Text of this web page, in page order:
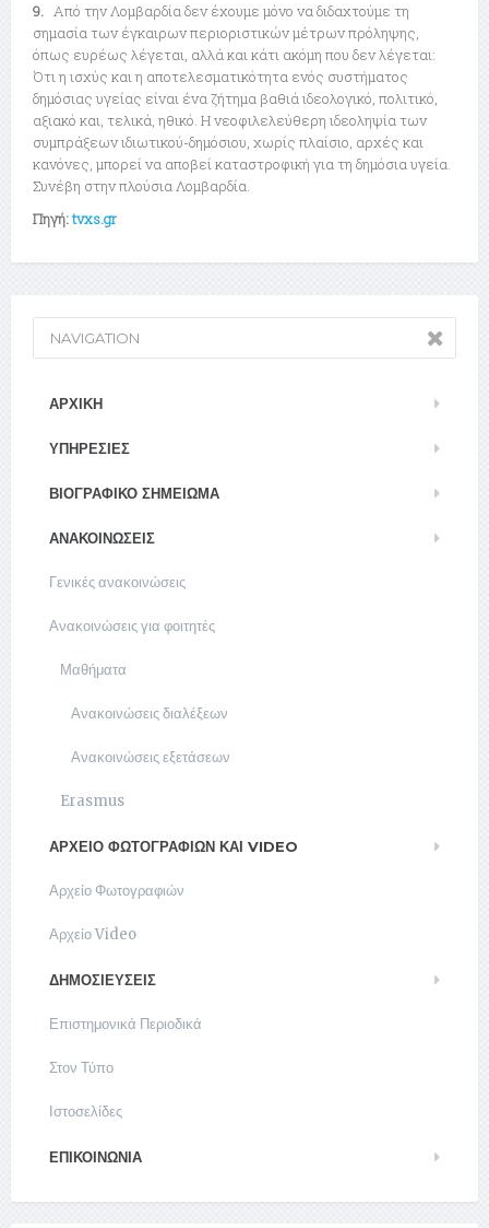
9. Από την Λομβαρδία δεν έχουμε μόνο να διδαχτούμε τη
σημασία των έγκαιρων περιοριστικών μέτρων πρόληψης,
όπως ευρέως λέγεται, αλλά και κάτι ακόμη που δεν λέγεται:
Ότι η ισχύς και η αποτελεσματικότητα ενός συστήματος
δημόσιας υγείας είναι ένα ζήτημα βαθιά ιδεολογικό, πολιτικό,
αξιακό και, τελικά, ηθικό. Η νεοφιλελεύθερη ιδεοληψία των
συμπράξεων ιδιωτικού-δημόσιου, χωρίς πλαίσιο, αρχές και
κανόνες, μπορεί να αποβεί καταστροφική για τη δημόσια υγεία.
Συνέβη στην πλούσια Λομβαρδία.
Πηγή:tvxs.gr
NAVIGATION
ΑΡΧΙΚΉ
ΥΠΗΡΕΣΊΕΣ
ΒΙΟΓΡΑΦΙΚΌ ΣΗΜΕΊΩΜΑ
ΑΝΑΚΟΙΝΏΣΕΙΣ
Γενικές ανακοινώσεις
Ανακοινώσεις για φοιτητές
Μαθήματα
Ανακοινώσεις διαλέξεων
Ανακοινώσεις εξετάσεων
Erasmus
ΑΡΧΕΊΟ ΦΩΤΟΓΡΑΦΙΏΝ ΚΑΙ VIDEO
Αρχείο Φωτογραφιών
Αρχείο Video
ΔΗΜΟΣΙΕΥΣΕΙΣ
Επιστημονικά Περιοδικά
Στον Τύπο
Ιστοσελίδες
ΕΠΙΚΟΙΝΩΝΊΑ